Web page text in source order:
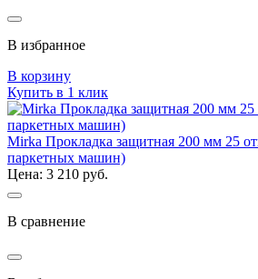
В избранное
В корзину
Купить в 1 клик
Mirka Прокладка защитная 200 мм 25
паркетных машин)
Цена: 3 210 руб.
В сравнение